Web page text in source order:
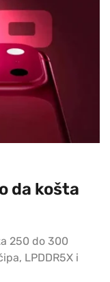
da košta
250 do 300
LPDDR5X i